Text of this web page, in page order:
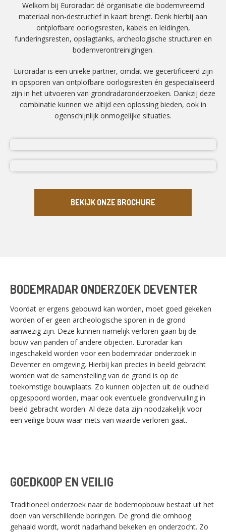
Welkom bij Euroradar: dé organisatie die bodemvreemd
materiaal non-destructief in kaart brengt. Denk hierbij aan
ontplofbare oorlogsresten, kabels en leidingen,
funderingsresten, opslagtanks, archeologische structuren en
bodemverontreinigingen.
Euroradar is een unieke partner, omdat we gecertificeerd zijn
in opsporen van ontplofbare oorlogsresten én gespecialiseerd
zijn in het uitvoeren van grondradaronderzoeken. Dankzij deze
combinatie kunnen we altijd een oplossing bieden, ook in
ogenschijnlijk onmogelijke situaties.
BEKIJK ONZE BROCHURE
BODEMRADAR ONDERZOEK DEVENTER
Voordat er ergens gebouwd kan worden, moet goed gekeken
worden of er geen archeologische sporen in de grond
aanwezig zijn. Deze kunnen namelijk verloren gaan bij de
bouw van panden of andere objecten. Euroradar kan
ingeschakeld worden voor een bodemradar onderzoek in
Deventer en omgeving. Hierbij kan precies in beeld gebracht
worden wat de samenstelling van de grond is op de
toekomstige bouwplaats. Zo kunnen objecten uit de oudheid
opgespoord worden, maar ook eventuele grondvervuiling in
beeld gebracht worden. Al deze data zijn noodzakelijk voor
een veilige bouw waar niets van waarde verloren gaat.
GOEDKOOP EN VEILIG
Traditioneel onderzoek naar de bodemopbouw bestaat uit het
doen van verschillende boringen. De grond die omhoog
gehaald wordt, wordt nadarhand bekeken en onderzocht. Zo